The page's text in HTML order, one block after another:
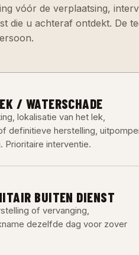
vóór de verplaatsing,
die u achteraf ontdekt. De
/ WATERSCHADE
lokalisatie van het lek,
definitieve herstelling,
Prioritaire interventie.
BUITEN DIENST
of vervanging,
dezelfde dag voor zover